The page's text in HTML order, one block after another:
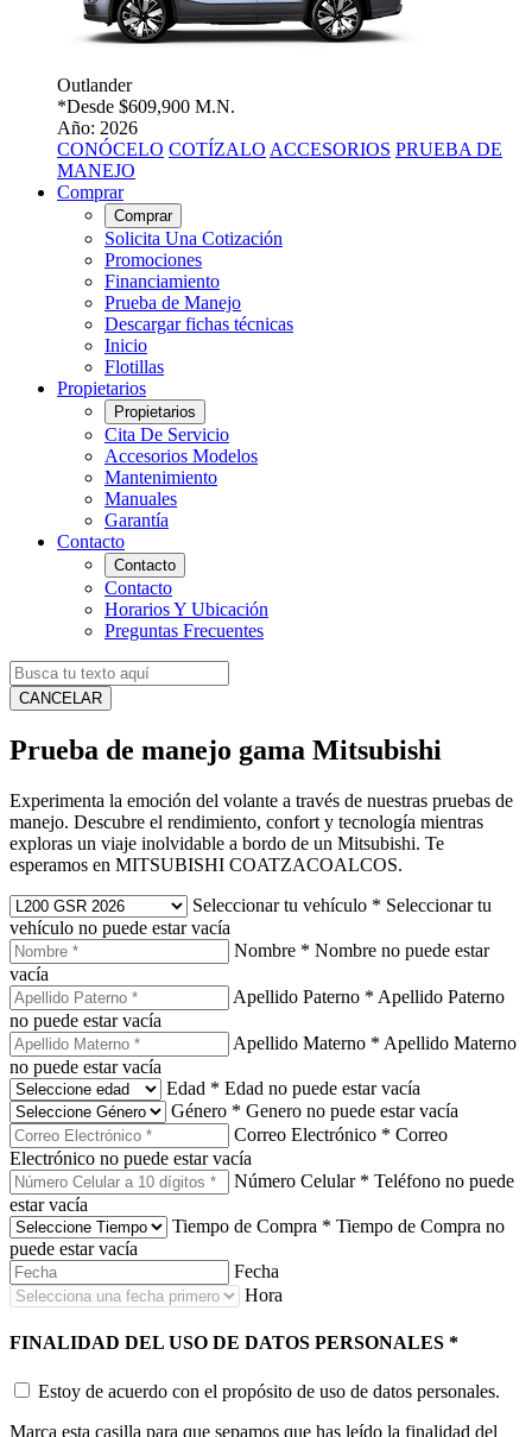
Outlander
*Desde $609,900 M.N.
Año: 2026
CONÓCELO COTÍZALO ACCESORIOS PRUEBA DE
MANEJO
Comprar
Comprar
Solicita Una Cotización
Promociones
Financiamiento
Prueba de Manejo
Descargar fichas técnicas
Inicio
Flotillas
Propietarios
Propietarios
Cita De Servicio
Accesorios Modelos
Mantenimiento
Manuales
Garantía
Contacto
Contacto
Contacto
Horarios Y Ubicación
Preguntas Frecuentes
CANCELAR
Prueba de manejo gama Mitsubishi
Experimenta la emoción del volante a través de nuestras pruebas de
manejo. Descubre el rendimiento, confort y tecnología mientras
exploras un viaje inolvidable a bordo de un Mitsubishi. Te
esperamos en MITSUBISHI COATZACOALCOS.
Seleccionar tu vehículo * Seleccionar tu
vehículo no puede estar vacía
Nombre * Nombre no puede estar
vacía
Apellido Paterno * Apellido Paterno
no puede estar vacía
Apellido Materno * Apellido Materno
no puede estar vacía
Edad * Edad no puede estar vacía
Género * Genero no puede estar vacía
Correo Electrónico * Correo
Electrónico no puede estar vacía
Número Celular * Teléfono no puede
estar vacía
Tiempo de Compra * Tiempo de Compra no
puede estar vacía
Fecha
Hora
FINALIDAD DEL USO DE DATOS PERSONALES *
Estoy de acuerdo con el propósito de uso de datos personales.
Marca esta casilla para que sepamos que has leído la finalidad del